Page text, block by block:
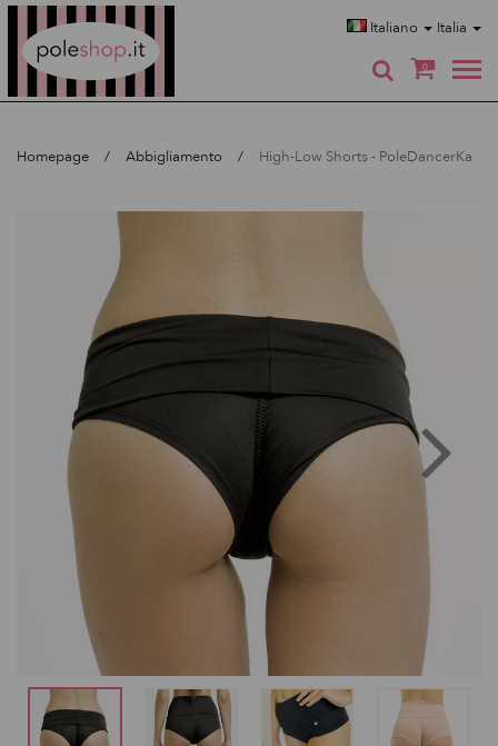
Italiano Italia
0
Homepage Abbigliamento High-Low Shorts - PoleDancerKa